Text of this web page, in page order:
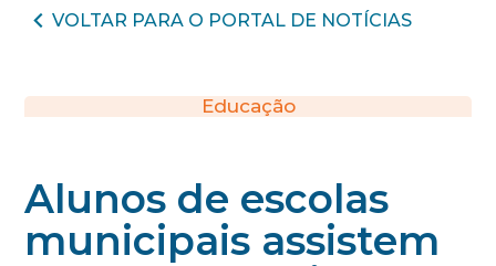
VOLTAR PARA O PORTAL DE NOTÍCIAS
Educação
Alunos de escolas
municipais assistem